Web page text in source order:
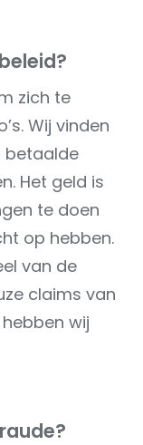
zich te
Wij vinden
betaalde
Het geld is
te doen
op hebben.
van de
claims van
wij